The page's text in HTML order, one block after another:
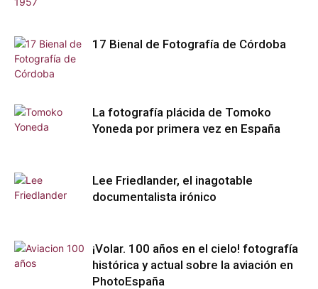
17 Bienal de Fotografía de Córdoba
La fotografía plácida de Tomoko
Yoneda por primera vez en España
Lee Friedlander, el inagotable
documentalista irónico
¡Volar. 100 años en el cielo! fotografía
histórica y actual sobre la aviación en
PhotoEspaña